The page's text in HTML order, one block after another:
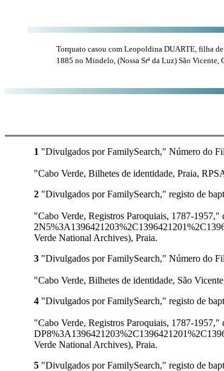
Torquato casou com Leopoldina DUARTE, filha
1885 no Mindelo, (Nossa Srª da Luz) São Vicente,
1 "Divulgados por FamilySearch," Número do
"Cabo Verde, Bilhetes de identidade, Praia,
2 "Divulgados por FamilySearch," registo de
"Cabo Verde, Registros Paroquiais, 1787-
Verde National Archives), Praia.
3 "Divulgados por FamilySearch," Número do
"Cabo Verde, Bilhetes de identidade, São
4 "Divulgados por FamilySearch," registo de
"Cabo Verde, Registros Paroquiais, 1787-
Verde National Archives), Praia.
5 "Divulgados por FamilySearch," registo de